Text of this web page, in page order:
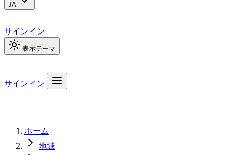
JA
サインイン
表示テーマ
サインイン
ホーム
地域